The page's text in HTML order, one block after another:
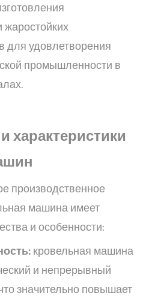
жаростойких
для удовлетворения
промышленности в
характеристики
производственное
машина имеет
и особенности:
кровельная машина
и непрерывный
значительно повышает